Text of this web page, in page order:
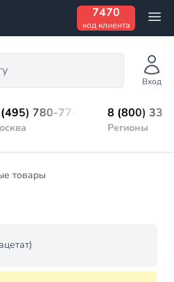
7470
код клиента
Вход
780-77-98 8 (800)
Регионы
товары